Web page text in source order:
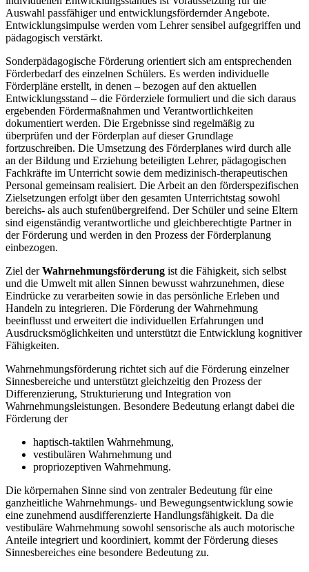
Auswahl passfähiger und entwicklungsfördernder Angebote.
Entwicklungsimpulse werden vom Lehrer sensibel aufgegriffen und
pädagogisch verstärkt.
Sonderpädagogische Förderung orientiert sich am entsprechenden
Förderbedarf des einzelnen Schülers. Es werden individuelle
Förderpläne erstellt, in denen – bezogen auf den aktuellen
Entwicklungsstand – die Förderziele formuliert und die sich daraus
ergebenden Fördermaßnahmen und Verantwortlichkeiten
dokumentiert werden. Die Ergebnisse sind regelmäßig zu
überprüfen und der Förderplan auf dieser Grundlage
fortzuschreiben. Die Umsetzung des Förderplanes wird durch alle
an der Bildung und Erziehung beteiligten Lehrer, pädagogischen
Fachkräfte im Unterricht sowie dem medizinisch-therapeutischen
Personal gemeinsam realisiert. Die Arbeit an den förderspezifischen
Zielsetzungen erfolgt über den gesamten Unterrichtstag sowohl
bereichs- als auch stufenübergreifend. Der Schüler und seine Eltern
sind eigenständig verantwortliche und gleichberechtigte Partner in
der Förderung und werden in den Prozess der Förderplanung
einbezogen.
Ziel derWahrnehmungsförderung ist die Fähigkeit, sich selbst
und die Umwelt mit allen Sinnen bewusst wahrzunehmen, diese
Eindrücke zu verarbeiten sowie in das persönliche Erleben und
Handeln zu integrieren. Die Förderung der Wahrnehmung
beeinflusst und erweitert die individuellen Erfahrungen und
Ausdrucksmöglichkeiten und unterstützt die Entwicklung kognitiver
Fähigkeiten.
Wahrnehmungsförderung richtet sich auf die Förderung einzelner
Sinnesbereiche und unterstützt gleichzeitig den Prozess der
Differenzierung, Strukturierung und Integration von
Wahrnehmungsleistungen. Besondere Bedeutung erlangt dabei die
Förderung der
haptisch-taktilen Wahrnehmung,
vestibulären Wahrnehmung und
propriozeptiven Wahrnehmung.
Die körpernahen Sinne sind von zentraler Bedeutung für eine
ganzheitliche Wahrnehmungs- und Bewegungsentwicklung sowie
eine zunehmend ausdifferenzierte Handlungsfähigkeit. Da die
vestibuläre Wahrnehmung sowohl sensorische als auch motorische
Anteile integriert und koordiniert, kommt der Förderung dieses
Sinnesbereiches eine besondere Bedeutung zu.